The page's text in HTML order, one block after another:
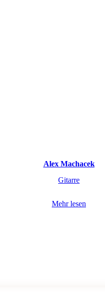
Alex Machacek
Gitarre
Mehr lesen